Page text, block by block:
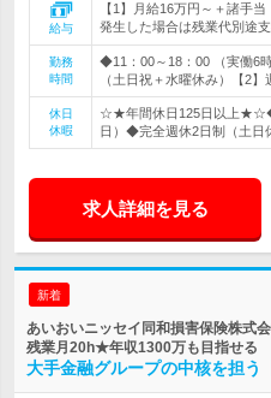
給与
【1】月給16万円～＋諸手
発生した場合は残業代別途
勤務
時間
◆11：00～18：00 （実働6
（土日祝＋水曜休み）【2】
休日
休暇
☆★年間休日125日以上★☆◆
日）◆完全週休2日制（土日
求人詳細を見る
新着
あいおいニッセイ同和損害保険株
残業月20h★年収1300万も目指せる
大手金融グループの中核を担う